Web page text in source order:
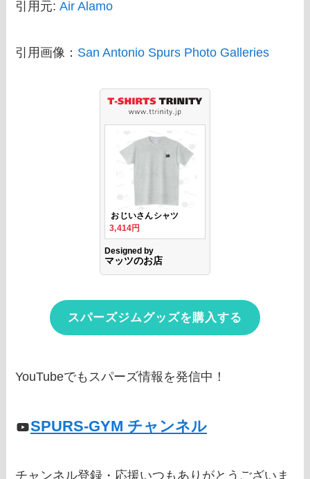
引用元: Air Alamo
引用画像： San Antonio Spurs Photo Galleries
スパーズジムグッズを購入する
YouTubeでもスパーズ情報を発信中！
SPURS-GYM チャンネル
チャンネル登録・応援いつもありがとうございま